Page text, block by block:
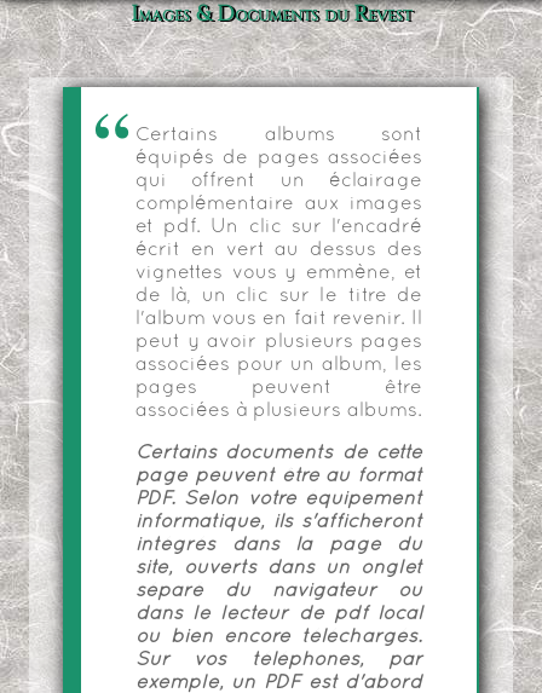
Images & Documents du Revest
Certains albums sont
équipés de pages associées
qui offrent un éclairage
complémentaire aux images
et pdf. Un clic sur l'encadré
écrit en vert au dessus des
vignettes vous y emmène, et
de là, un clic sur le titre de
l'album vous en fait revenir. Il
peut y avoir plusieurs pages
associées pour un album, les
pages peuvent être
associées à plusieurs albums.
Certains documents de cette
page peuvent être au format
PDF. Selon votre équipement
informatique, ils s'afficheront
intégrés dans la page du
site, ouverts dans un onglet
séparé du navigateur ou
dans le lecteur de pdf local
ou bien encore téléchargés.
Sur vos téléphones, par
exemple, un PDF est d'abord